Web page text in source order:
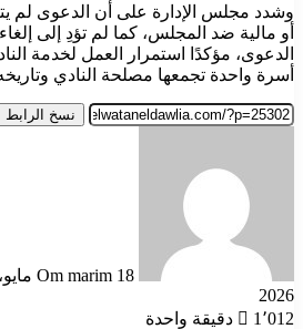
وشدد مجلس الإدارة على أن الدعوى لم
أو مالية ضد المجلس، كما لم تؤدِ إلى
الدعوى، مؤكدًا استمرار العمل لخدمة
أسرة واحدة تجمعها مصلحة النادي
نسخ الرابط
Om marim 18 مايو، 2026
2026
1٬012
دقيقة واحدة